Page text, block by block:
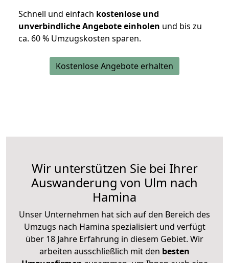
Schnell und einfach kostenlose und
unverbindliche Angebote einholen und bis zu
ca. 60 % Umzugskosten sparen.
Kostenlose Angebote erhalten
Wir unterstützen Sie bei Ihrer
Auswanderung von Ulm nach
Hamina
Unser Unternehmen hat sich auf den Bereich des
Umzugs nach Hamina spezialisiert und verfügt
über 18 Jahre Erfahrung in diesem Gebiet. Wir
arbeiten ausschließlich mit den besten